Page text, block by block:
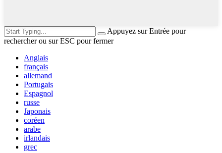
Appuyez sur Entrée pour
rechercher ou sur ESC pour fermer
Anglais
français
allemand
Portugais
Espagnol
russe
Japonais
coréen
arabe
irlandais
grec